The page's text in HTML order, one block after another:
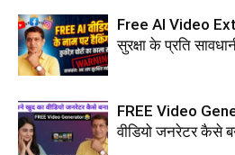
Free AI Video
सुरक्षा के प्रति
FREE Video
वीडियो जनरेटर कैसे